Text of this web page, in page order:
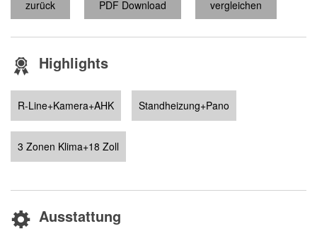
zurück PDF Download vergleichen
Highlights
R-Line+Kamera+AHK Standheizung+Pano
3 Zonen Klima+18 Zoll
Ausstattung